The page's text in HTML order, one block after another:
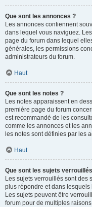
Que sont les annonces ?
Les annonces contiennent
dans lequel vous naviguez.
page du forum dans lequel
générales, les permissions
administrateurs du forum.
Haut
Que sont les notes ?
Les notes apparaissent en
première page du forum
est recommandé de les
comme les annonces et les
les notes sont définies par les
Haut
Que sont les sujets
Les sujets verrouillés sont des
plus répondre et dans
Les sujets peuvent être
forum pour de multiples